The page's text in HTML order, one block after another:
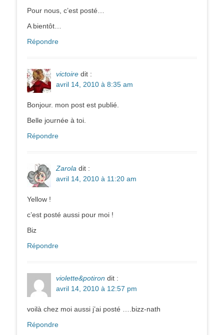
Pour nous, c’est posté…
A bientôt…
Répondre
victoire dit :
avril 14, 2010 à 8:35 am
Bonjour. mon post est publié.
Belle journée à toi.
Répondre
Zarola dit :
avril 14, 2010 à 11:20 am
Yellow !
c’est posté aussi pour moi !
Biz
Répondre
violette&potiron dit :
avril 14, 2010 à 12:57 pm
voilà chez moi aussi j’ai posté ….bizz-nath
Répondre